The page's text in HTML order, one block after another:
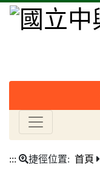
::: 捷徑位置: 首頁